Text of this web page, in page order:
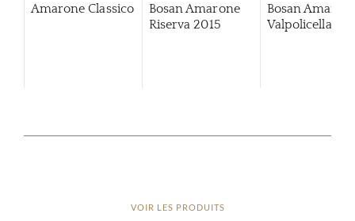
Amarone Classico
Bosan Amarone
Riserva 2015
Bosan
Valpolicella
VOIR LES PRODUITS